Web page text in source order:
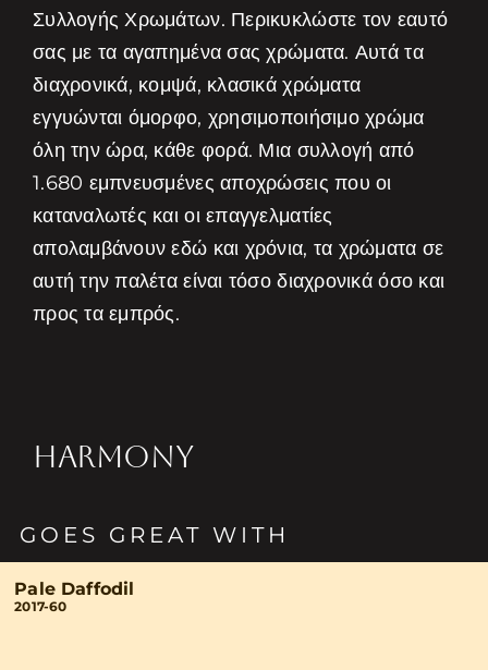
Συλλογής Χρωμάτων. Περικυκλώστε τον εαυτό
σας με τα αγαπημένα σας χρώματα. Αυτά τα
διαχρονικά, κομψά, κλασικά χρώματα
εγγυώνται όμορφο, χρησιμοποιήσιμο χρώμα
όλη την ώρα, κάθε φορά. Μια συλλογή από
1.680 εμπνευσμένες αποχρώσεις που οι
καταναλωτές και οι επαγγελματίες
απολαμβάνουν εδώ και χρόνια, τα χρώματα σε
αυτή την παλέτα είναι τόσο διαχρονικά όσο και
προς τα εμπρός.
HARMONY
GOES GREAT WITH
Pale Daffodil
2017-60